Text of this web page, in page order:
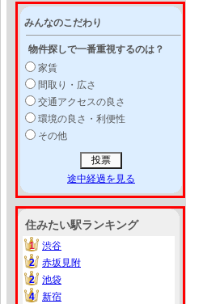
みんなのこだわり
物件探しで一番重視するのは？
家賃
間取り・広さ
交通アクセスの良さ
環境の良さ・利便性
その他
途中経過を見る
住みたい駅ランキング
1
1
渋谷
2
2
赤坂見附
2
2
池袋
4
4
新宿